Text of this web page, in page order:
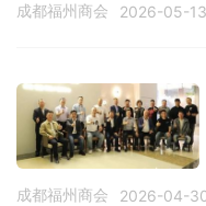
成都福州商会 2026-05-
成都福州商会 2026-04-